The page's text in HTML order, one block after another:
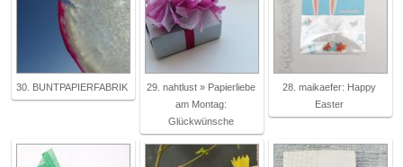
30. BUNTPAPIERFABRIK
29. nahtlust » Papierliebe
am Montag:
Glückwünsche
28. maikaefer: Happy
Easter